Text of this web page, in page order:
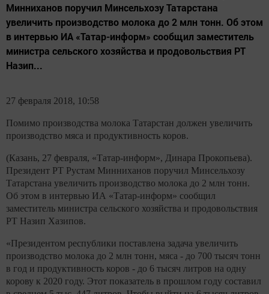
Минниханов поручил Минсельхозу Татарстана
увеличить производство молока до 2 млн тонн. Об этом
в интервью ИА «Татар-информ» сообщил заместитель
министра сельского хозяйства и продовольствия РТ
Назип...
27 февраля 2018, 10:58
Помимо производства молока Татарстан должен увеличить
производство мяса и продуктивность коров.
(Казань, 27 февраля, «Татар-информ», Динара Прокопьева).
Президент РТ Рустам Минниханов поручил Минсельхозу
Татарстана увеличить производство молока до 2 млн тонн.
Об этом в интервью ИА «Татар-информ» сообщил
заместитель министра сельского хозяйства и продовольствия
РТ Назип Хазипов.
«Президентом республики поставлена задача увеличить
производство молока до 2 млн тонн, мяса - до 700 тысяч тонн
в год и продуктивность коров - до 6 тысяч литров на одну
корову к 2020 году. Этот показатель в прошлом году составил